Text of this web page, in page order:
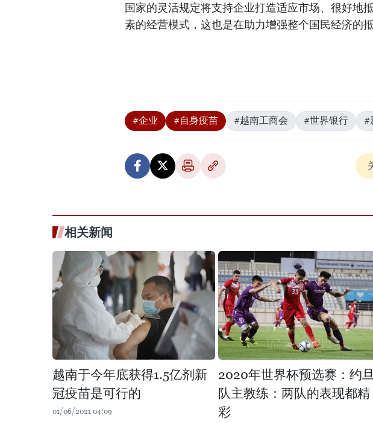
国家的灵活规定将支持企业打造适应市场、很好地
素的经营模式，这也是在助力增强整个国民经济的
#企业 #自身疫苗 #越南工商会 #世界银行 #
相关新闻
越南于今年底获得1.5亿剂新
冠疫苗是可行的
01/06/2021 04:09
2020年世界杯预选赛：约旦
队主教练：两队的表现都精
彩